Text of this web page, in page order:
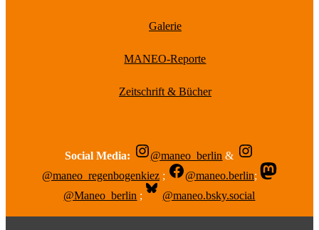
Galerie
MANEO-Reporte
Zeitschrift & Bücher
Social Media: @maneo_berlin &
@maneo_regenbogenkiez ; @maneo.berlin;
@Maneo_berlin ; @maneo.bsky.social